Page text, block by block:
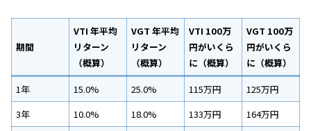
期間
VTI 年平均
リターン
（概算）
VGT 年平均
リターン
（概算）
VTI 100万
円がいくら
に（概算）
VGT 100万
円がいくら
に（概算）
1年
15.0% 25.0% 115万円
125万円
3年
10.0% 18.0% 133万円
164万円